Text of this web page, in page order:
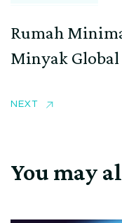
Rumah
Minyak Global
NEXT
You may